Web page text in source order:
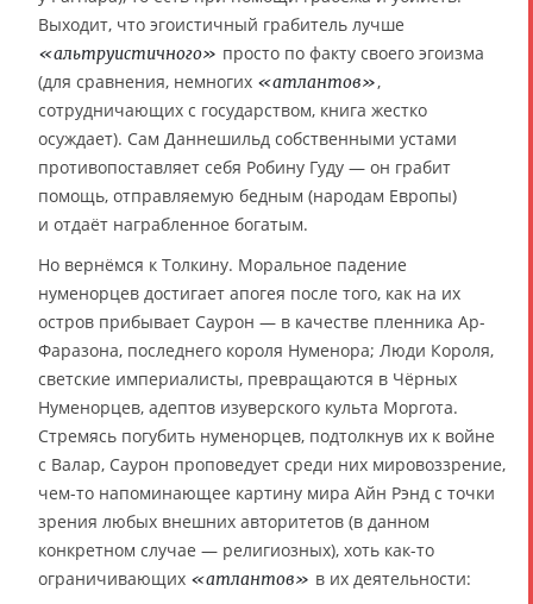
Выходит, что эгоистичный грабитель лучше
«альтруистичного» просто по факту своего эгоизма
(для сравнения, немногих «атлантов»,
сотрудничающих с государством, книга жестко
осуждает). Сам Даннешильд собственными устами
противопоставляет себя Робину Гуду — он грабит
помощь, отправляемую бедным (народам Европы)
и отдаёт награбленное богатым.
Но вернёмся к Толкину. Моральное падение
нуменорцев достигает апогея после того, как на их
остров прибывает Саурон — в качестве пленника Ар-
Фаразона, последнего короля Нуменора; Люди Короля,
светские империалисты, превращаются в Чёрных
Нуменорцев, адептов изуверского культа Моргота.
Стремясь погубить нуменорцев, подтолкнув их к войне
с Валар, Саурон проповедует среди них мировоззрение,
чем-то напоминающее картину мира Айн Рэнд с точки
зрения любых внешних авторитетов (в данном
конкретном случае — религиозных), хоть как-то
ограничивающих «атлантов» в их деятельности: